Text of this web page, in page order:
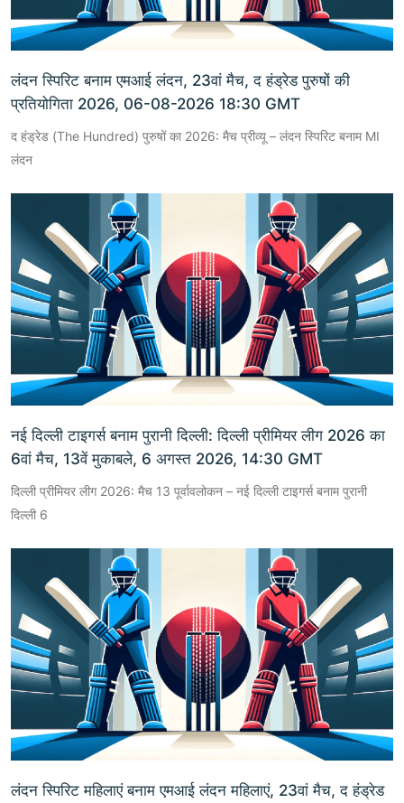
लंदन स्पिरिट बनाम एमआई लंदन, 23वां मैच, द हंड्रेड पुरुषों की
प्रतियोगिता 2026, 06-08-2026 18:30 GMT
द हंड्रेड (The Hundred) पुरुषों का 2026: मैच प्रीव्यू – लंदन स्पिरिट बनाम MI
लंदन
नई दिल्ली टाइगर्स बनाम पुरानी दिल्ली: दिल्ली प्रीमियर लीग 2026 का
6वां मैच, 13वें मुकाबले, 6 अगस्त 2026, 14:30 GMT
दिल्ली प्रीमियर लीग 2026: मैच 13 पूर्वावलोकन – नई दिल्ली टाइगर्स बनाम पुरानी
दिल्ली 6
लंदन स्पिरिट महिलाएं बनाम एमआई लंदन महिलाएं, 23वां मैच, द हंड्रेड